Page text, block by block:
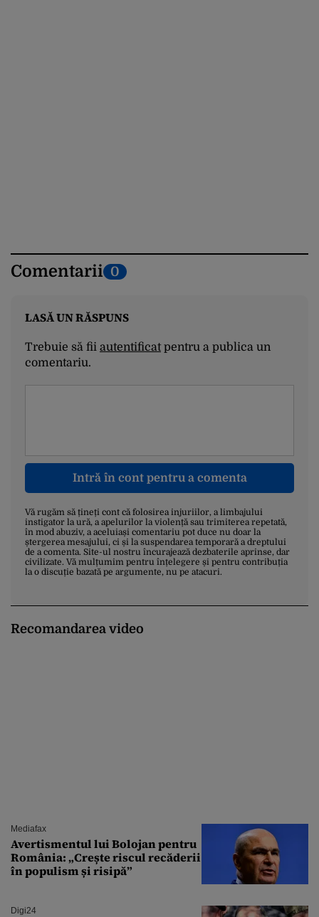
Comentarii 0
LASĂ UN RĂSPUNS
Trebuie să fii autentificatpentru a publica un
comentariu.
Intră în cont pentru a comenta
Vă rugăm să țineți cont că folosirea injuriilor, a limbajului
instigator la ură, a apelurilor la violență sau trimiterea repetată,
în mod abuziv, a aceluiași comentariu pot duce nu doar la
ștergerea mesajului, ci și la suspendarea temporară a dreptului
de a comenta. Site-ul nostru încurajează dezbaterile aprinse, dar
civilizate. Vă mulțumim pentru înțelegere și pentru contribuția
la o discuție bazată pe argumente, nu pe atacuri.
Recomandarea video
Mediafax
Avertismentul lui Bolojan pentru
România: „Crește riscul recăderii
în populism și risipă”
Digi24